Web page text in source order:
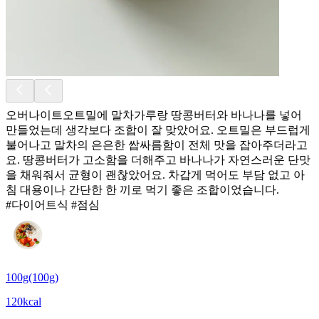
오버나이트오트밀에 말차가루랑 땅콩버터와 바나나를 넣어
만들었는데 생각보다 조합이 잘 맞았어요. 오트밀은 부드럽게
불어나고 말차의 은은한 쌉싸름함이 전체 맛을 잡아주더라고
요. 땅콩버터가 고소함을 더해주고 바나나가 자연스러운 단맛
을 채워줘서 균형이 괜찮았어요. 차갑게 먹어도 부담 없고 아
침 대용이나 간단한 한 끼로 먹기 좋은 조합이었습니다.
#다이어트식 #점심
100g(100g)
120kcal